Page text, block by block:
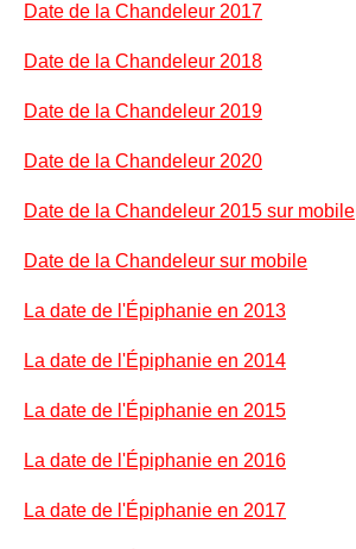
Date de la Chandeleur 2017
Date de la Chandeleur 2018
Date de la Chandeleur 2019
Date de la Chandeleur 2020
Date de la Chandeleur 2015 sur mobile
Date de la Chandeleur sur mobile
La date de l'Épiphanie en 2013
La date de l'Épiphanie en 2014
La date de l'Épiphanie en 2015
La date de l'Épiphanie en 2016
La date de l'Épiphanie en 2017